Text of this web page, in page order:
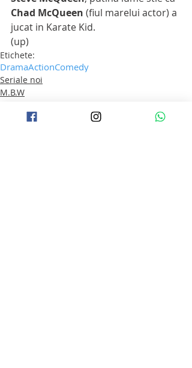
Chad McQueen (fiul marelui actor) a
jucat in Karate Kid.
(up)
Etichete:
DramaActionComedy
Seriale noi
M.B.W